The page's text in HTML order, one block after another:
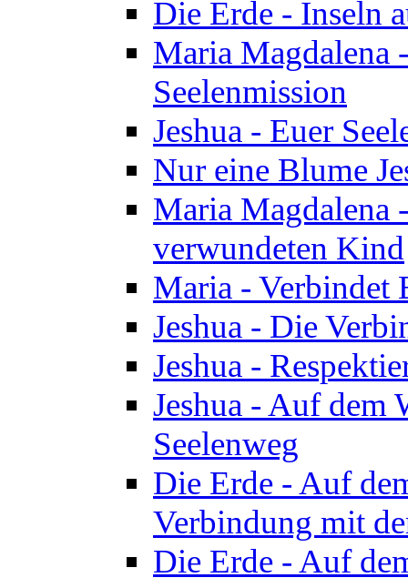
Die Erde - Inseln
Maria Magdalena
Seelenmission
Jeshua - Euer
Nur eine Blume
Maria Magdalena
verwundeten Kind
Maria - Verbindet
Jeshua - Die
Jeshua -
Jeshua - Auf dem
Seelenweg
Die Erde - Auf
Verbindung mit
Die Erde - Auf